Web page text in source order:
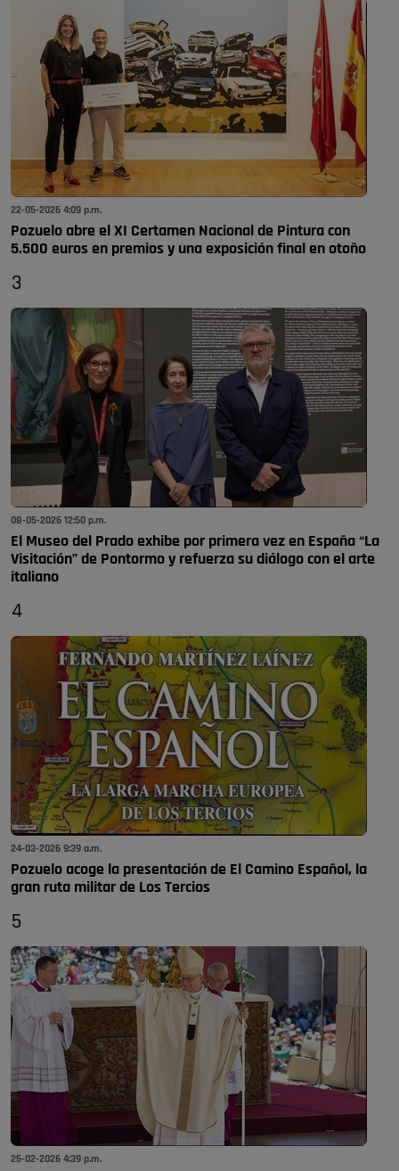
22-05-2026 4:09 p.m.
Pozuelo abre el XI Certamen Nacional de Pintura con
5.500 euros en premios y una exposición final en otoño
3
08-05-2026 12:50 p.m.
El Museo del Prado exhibe por primera vez en España “La
Visitación” de Pontormo y refuerza su diálogo con el arte
italiano
4
24-03-2026 9:39 a.m.
Pozuelo acoge la presentación de El Camino Español, la
gran ruta militar de Los Tercios
5
25-02-2026 4:39 p.m.